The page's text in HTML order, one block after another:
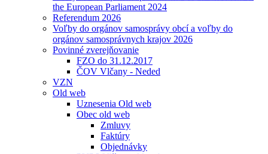
the European Parliament 2024
Referendum 2026
Voľby do orgánov samosprávy obcí a voľby do
orgánov samosprávnych krajov 2026
Povinné zverejňovanie
FZO do 31.12.2017
ČOV Vlčany - Neded
VZN
Old web
Uznesenia Old web
Obec old web
Zmluvy
Faktúry
Objednávky